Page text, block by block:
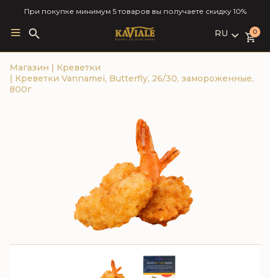
При покупке минимум 5 товаров вы получаете скидку 10%
Search
for:
RU
LV
0
Магазин | Креветки
| Креветки Vannamei, Butterfly, 26/30, замороженные,
800г